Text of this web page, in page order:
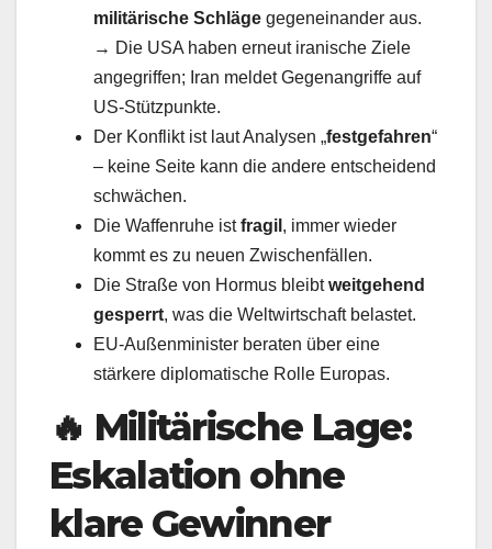
militärische Schläge gegeneinander aus.
→ Die USA haben erneut iranische Ziele
angegriffen; Iran meldet Gegenangriffe auf
US‑Stützpunkte.
Der Konflikt ist laut Analysen „festgefahren“
– keine Seite kann die andere entscheidend
schwächen.
Die Waffenruhe istfragil , immer wieder
kommt es zu neuen Zwischenfällen.
Die Straße von Hormus bleibtweitgehend
gesperrt, was die Weltwirtschaft belastet.
EU‑Außenminister beraten über eine
stärkere diplomatische Rolle Europas.
🔥 Militärische Lage:
Eskalation ohne
klare Gewinner